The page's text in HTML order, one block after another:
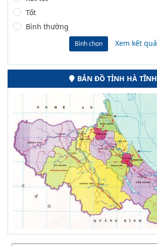
Tốt
Bình thường
Bình chọn Xem kết quả
BẢN ĐỒ TỈNH HÀ TĨNH